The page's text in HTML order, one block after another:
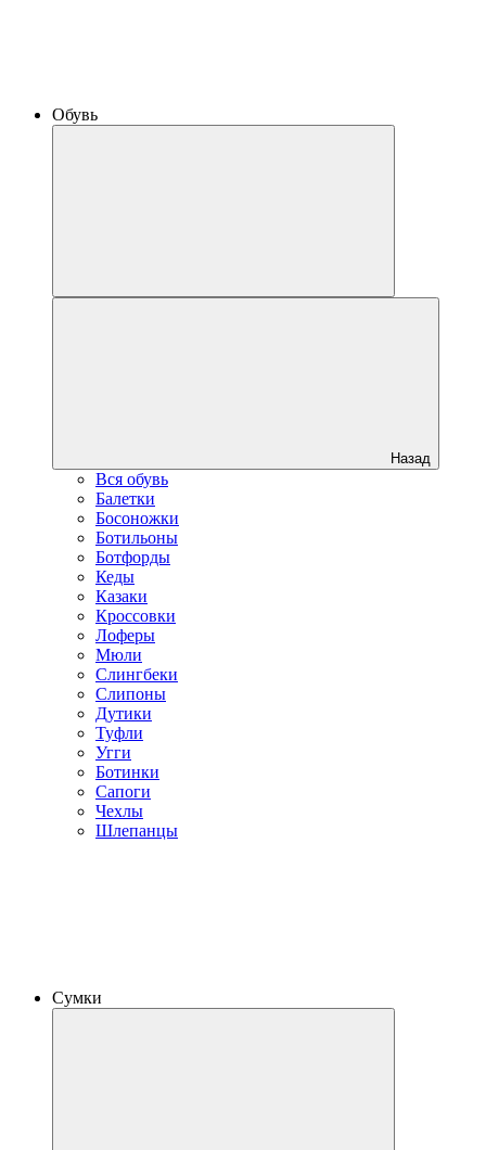
Обувь
Назад
Вся обувь
Балетки
Босоножки
Ботильоны
Ботфорды
Кеды
Казаки
Кроссовки
Лоферы
Мюли
Слингбеки
Слипоны
Дутики
Туфли
Угги
Ботинки
Сапоги
Чехлы
Шлепанцы
Сумки